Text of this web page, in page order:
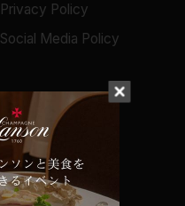
Privacy Policy
Social Media Policy